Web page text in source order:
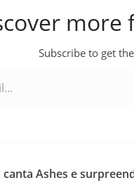
more
Subscribe to get
canta Ashes e